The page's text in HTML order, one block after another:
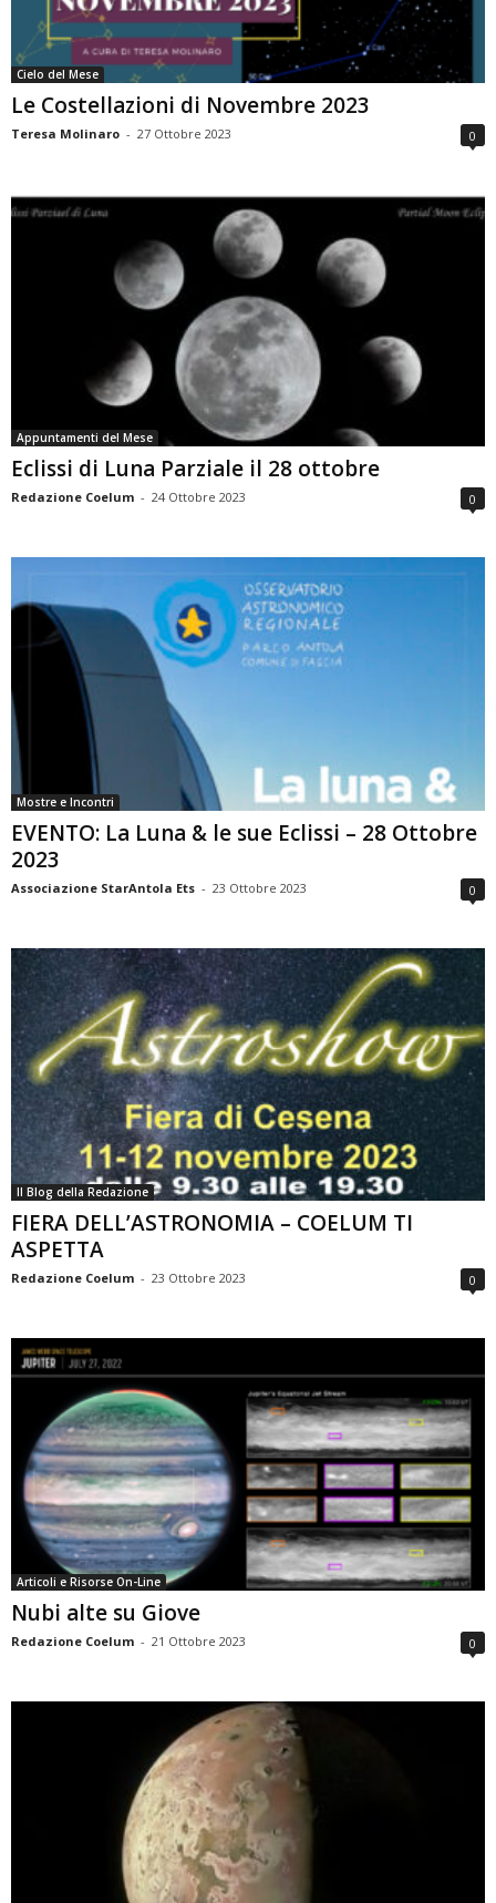
Cielo del Mese
Le Costellazioni di Novembre 2023
Teresa Molinaro - 27 Ottobre 2023 0
Appuntamenti del Mese
Eclissi di Luna Parziale il 28 ottobre
Redazione Coelum - 24 Ottobre 2023 0
Mostre e Incontri
EVENTO: La Luna & le sue Eclissi – 28 Ottobre
2023
Associazione StarAntola Ets - 23 Ottobre 2023 0
Il Blog della Redazione
FIERA DELL’ASTRONOMIA – COELUM TI
ASPETTA
Redazione Coelum - 23 Ottobre 2023 0
Articoli e Risorse On-Line
Nubi alte su Giove
Redazione Coelum - 21 Ottobre 2023 0